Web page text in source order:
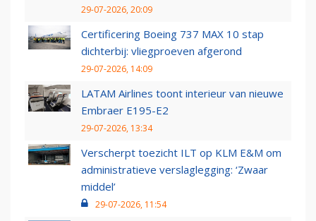
29-07-2026, 20:09
Certificering Boeing 737 MAX 10 stap
dichterbij: vliegproeven afgerond
29-07-2026, 14:09
LATAM Airlines toont interieur van nieuwe
Embraer E195-E2
29-07-2026, 13:34
Verscherpt toezicht ILT op KLM E&M om
administratieve verslaglegging: ‘Zwaar
middel’
29-07-2026, 11:54